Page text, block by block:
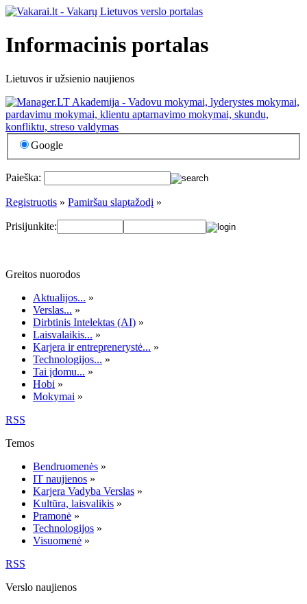
Informacinis portalas
Lietuvos ir užsienio naujienos
Google
Paieška:
Registruotis » Pamiršau slaptažodį »
Prisijunkite:
Greitos nuorodos
Aktualijos... »
Verslas... »
Dirbtinis Intelektas (AI) »
Laisvalaikis... »
Karjera ir entreprenerystė... »
Technologijos... »
Tai įdomu... »
Hobi »
Mokymai »
RSS
Temos
Bendruomenės »
IT naujienos »
Karjera Vadyba Verslas »
Kultūra, laisvalikis »
Pramonė »
Technologijos »
Visuomenė »
RSS
Verslo naujienos